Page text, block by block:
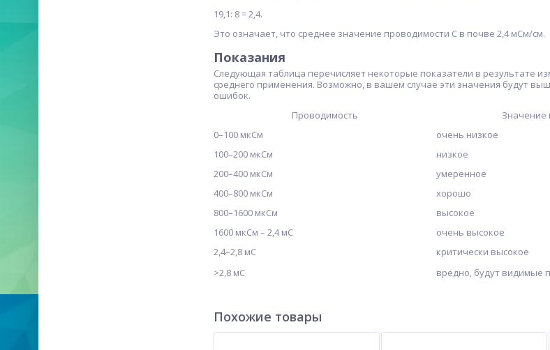
19,1: 8 = 2,4.
Это означает, что среднее значение проводимости С в почве 2,4 мСм/см.
Показания
Следующая таблица перечисляет некоторые показатели в результате
среднего применения. Возможно, в вашем случае эти значения будут
ошибок.
Проводимость
Значение
0–100 мкСм
очень низкое
100–200 мкСм
низкое
200–400 мкСм
умеренное
400–800 мкСм
хорошо
800–1600 мкСм
высокое
1600 мкСм – 2,4 мС
очень высокое
2,4–2,8 мС
критически высокое
>2,8 мС вредно, будут видимые
Похожие товары